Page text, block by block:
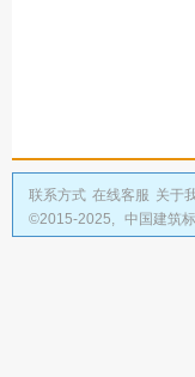
联系方式 在线客服 关于
©2015-2025, 中国建筑